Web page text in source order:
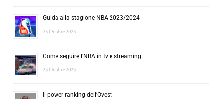
Guida alla stagione NBA 2023/2024
23 Ottobre 2023
Come seguire l’NBA in tv e streaming
23 Ottobre 2023
Il power ranking dell’Ovest